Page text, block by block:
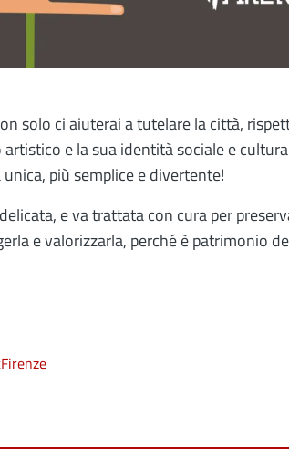
solo ci aiuterai a tutelare la città,
e la sua identità sociale e
più semplice e divertente!
e va trattata con cura per
e valorizzarla, perché è patrimonio